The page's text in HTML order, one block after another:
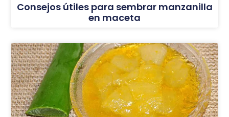
Consejos útiles para sembrar manzanilla
en maceta